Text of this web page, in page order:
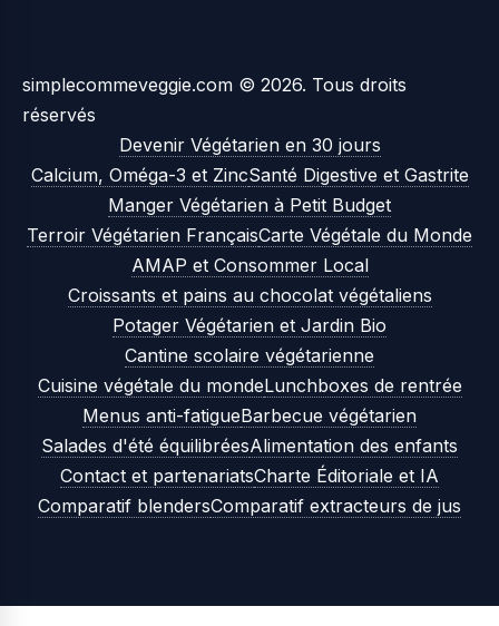
simplecommeveggie.com © 2026. Tous droits
réservés
Devenir Végétarien en 30 jours
Calcium, Oméga-3 et ZincSanté Digestive et Gastrite
Manger Végétarien à Petit Budget
Terroir Végétarien FrançaisCarte Végétale du Monde
AMAP et Consommer Local
Croissants et pains au chocolat végétaliens
Potager Végétarien et Jardin Bio
Cantine scolaire végétarienne
Cuisine végétale du mondeLunchboxes de rentrée
Menus anti-fatigueBarbecue végétarien
Salades d'été équilibréesAlimentation des enfants
Contact et partenariatsCharte Éditoriale et IA
Comparatif blendersComparatif extracteurs de jus